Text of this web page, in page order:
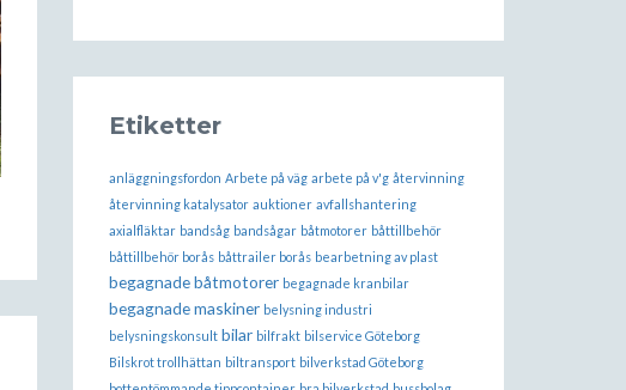
Etiketter
anläggningsfordon Arbete på väg arbete på v'g återvinning
återvinning katalysator auktioner avfallshantering
axialfläktar bandsåg bandsågar båtmotorer båttillbehör
båttillbehör borås båttrailer borås bearbetning av plast
begagnade båtmotorer begagnade kranbilar
begagnade maskiner belysning industri
belysningskonsult bilar bilfrakt bilservice Göteborg
Bilskrot trollhättan biltransport bilverkstad Göteborg